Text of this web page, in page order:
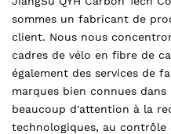
sommes un fabricant de
client. Nous nous
cadres de vélo en fibre de
également des services de
marques bien connues
beaucoup d'attention à la
technologiques, au contrôle